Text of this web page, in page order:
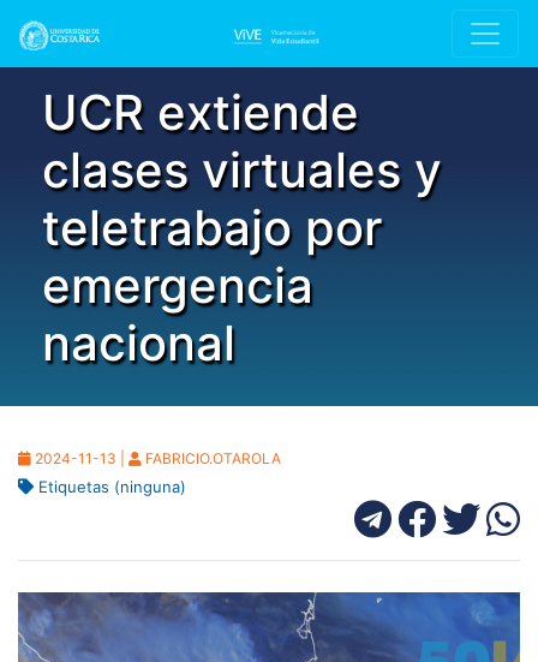
UCR extiende
clases virtuales y
teletrabajo por
emergencia
nacional
2024-11-13 | FABRICIO.OTAROLA
Etiquetas (ninguna)